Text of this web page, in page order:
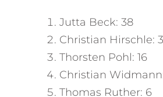
Jutta Beck: 38
Christian Hirschle:
Thorsten Pohl: 16
Christian
Thomas Ruther: 6